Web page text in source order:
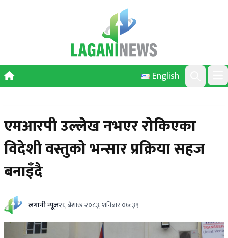
English
Search
एमआरपी उल्लेख नभएर रोकिएका
विदेशी वस्तुको भन्सार प्रक्रिया सहज
बनाइँदै
लगानी न्यूज२६ बैशाख २०८३, शनिबार ०७:३९